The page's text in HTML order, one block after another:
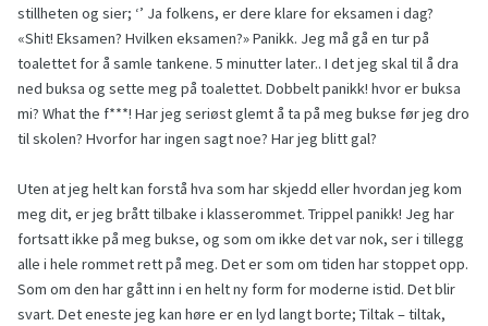
stillheten og sier; ‘’ Ja folkens, er dere klare for eksamen i dag?
«Shit! Eksamen? Hvilken eksamen?» Panikk. Jeg må gå en tur på
toalettet for å samle tankene. 5 minutter later.. I det jeg skal til å dra
ned buksa og sette meg på toalettet. Dobbelt panikk! hvor er buksa
mi? What the f***! Har jeg seriøst glemt å ta på meg bukse før jeg dro
til skolen? Hvorfor har ingen sagt noe? Har jeg blitt gal?
Uten at jeg helt kan forstå hva som har skjedd eller hvordan jeg kom
meg dit, er jeg brått tilbake i klasserommet. Trippel panikk! Jeg har
fortsatt ikke på meg bukse, og som om ikke det var nok, ser i tillegg
alle i hele rommet rett på meg. Det er som om tiden har stoppet opp.
Som om den har gått inn i en helt ny form for moderne istid. Det blir
svart. Det eneste jeg kan høre er en lyd langt borte; Tiltak – tiltak,